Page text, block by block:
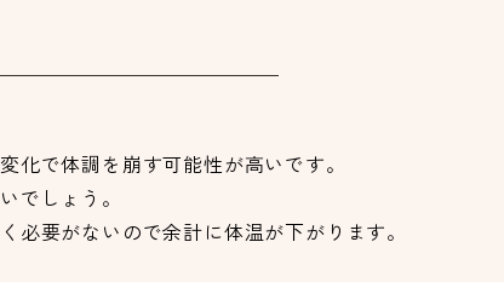
化で体調を崩す可能性が高いです。
でしょう。
要がないので余計に体温が下がります。